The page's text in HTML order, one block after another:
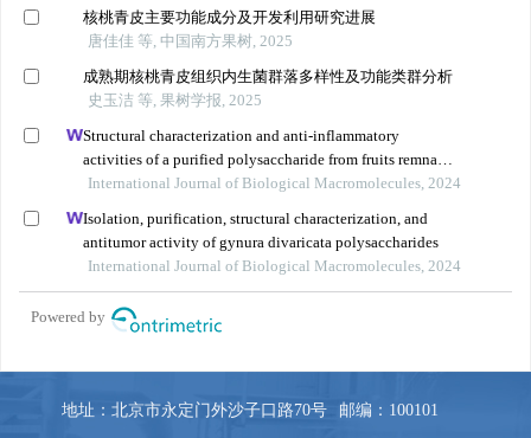
地址：北京市永定门外沙子口路70号 邮编：100101